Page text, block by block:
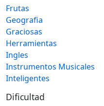
Frutas
Geografia
Graciosas
Herramientas
Ingles
Instrumentos Musicales
Inteligentes
Dificultad